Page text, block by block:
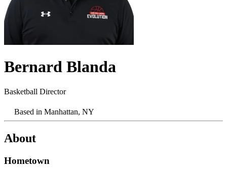
Bernard Blanda​​​​‌ ‍ ​‍​‍‌‍ ‌ ​‍‌‍‍‌‌‍‌ ‌‍‍‌‌‍ ‍​‍​‍​ ‍‍​‍​‍‌ ​ ‌‍​‌‌‍ ‍‌‍‍‌‌ ‌​‌ ‍‌​‍ ‍‌‍‍‌‌‍ ​‍​‍​‍ ​​‍​‍‌‍‍​‌ ​‍‌‍‌‌‌‍‌‍​‍​‍​ ‍‍​‍​‍‌‍‍​‌ ‌​‌ ‌​‌ ​​‌ ​ ​ ‍‍​‍ ​‍ ‌‍​ ‌‍‍​‌‍‌‌‌‍ ​‌ ​ ‌‍‌‌‌‍​‌‌ ​​‌‍‍‌‌‍‌‌‌ ​‍‌ ​ ​‍ ‍‌ ​ ‌‍​‌‌‍ ‍‌‍‍‌‌ ‌​‌ ‍‌​‍ ‍‌ ​ ‌ ‌​‌ ‌‌‌‍‌​‌‍‍‌‌‍ ​‍ ‌‍‍‌‌‍ ‍‌ ‌​‌‍‌‌‌‍ ‍‌ ‌​​‍ ‌‍‌‌‌‍‌​‌‍‍‌‌ ‌​​‍ ‌‍ ‌‌‍ ‌‍‌​‌‍‌‌​ ‌‌ ​​‌ ​‍‌‍‌‌‌ ​ ‌‍‌‌‌‍ ‍‌ ‌​‌‍​‌‌ ‌​‌‍‍‌‌‍ ‌‍ ‍​ ‍ ‌‍‍‌‌‍‌​​ ‌‌‍​‌​ ​ ​ ‍‌​ ​‍‌‍‌‍‌‍‌‍‌‍‌‍​ ‍‌​‍ ‌​ ‌‌​ ‌ ​ ‍​‌‍​ ​‍ ‌​ ‌​‌‍‌‌​ ​​‌‍​ ​‍ ‌​ ‍‌‌‍‌‍​ ‌ ‌‍​ ​‍ ‌‌‍​ ​ ​‍​ ​​​ ​‌​ ​‌‌‍​ ​ ‌​‌‍‌​‌‍‌‌​ ‌ ‌‍‌​​ ‍‌​ ‍ ‌ ‌​‌ ‍‌‌ ​​‌‍‌‌​ ‌‌‍​ ‌‍ ‌‍​‌‌‍​ ‌‍‍​​ ‍ ‌ ​​‌‍​‌‌ ‌​‌‍‍​​ ‌‌‍ ‍‌‍​‌‌‍ ‌‌‍‌‌​ ‌‍​‍‌‍​‌‌ ​ ‌‍‌‌‌‌‌‌‌ ​‍‌‍ ​​ ‌‌‍‍​‌ ‌​‌ ‌​‌ ​​‌ ​ ​‍‌‌​ ​ ‌​​‌​‍‌‌​ ​‍‌​‌‍​‍‌‌​ ​‍‌​‌‍‌‍​ ‌‍‍​‌‍‌‌‌‍ ​‌ ​ ‌‍‌‌‌‍​‌‌ ​​‌‍‍‌‌‍‌‌‌ ​‍‌ ​ ​‍ ‍‌ ​ ‌‍​‌‌‍ ‍‌‍‍‌‌ ‌​‌ ‍‌​‍ ‍‌ ​ ‌ ‌​‌ ‌‌‌‍‌​‌‍‍‌‌‍ ​‍‌‍‌‍‍‌‌‍‌​​ ‌‌‍​‌​ ​ ​ ‍‌​ ​‍‌‍‌‍‌‍‌‍‌‍‌‍​ ‍‌​‍ ‌​ ‌‌​ ‌ ​ ‍​‌‍​ ​‍ ‌​ ‌​‌‍‌‌​ ​​‌‍​ ​‍ ‌​ ‍‌‌‍‌‍​ ‌ ‌‍​ ​‍ ‌‌‍​ ​ ​‍​ ​​​ ​‌​ ​‌‌‍​ ​ ‌​‌‍‌​‌‍‌‌​ ‌ ‌‍‌​​ ‍‌​‍‌‍‌ ‌​‌ ‍‌‌ ​​‌‍‌‌​ ‌‌‍​ ‌‍ ‌‍​‌‌‍​ ‌‍‍​​‍‌‍‌ ​​‌‍​‌‌ ‌​‌‍‍​​ ‌‌‍ ‍‌‍​‌‌‍ ‌‌‍‌‌​‍‌‍‌ ​​‌‍‌‌‌ ​‍‌ ​ ‌ ​​‌‍‌‌‌‍​ ‌ ‌​‌‍‍‌‌ ‌‍‌‍‌‌​ ‌‌ ​​‌ ‌‌‌‍​‍‌‍ ​‌‍‍‌‌ ​ ‌‍‍​‌‍‌‌‌‍‌​​‍​‍‌ ‌
Basketball Director ​​​​‌ ‍ ​‍​‍‌‍ ‌ ​‍‌‍‍‌‌‍‌ ‌‍‍‌‌‍ ‍​‍​‍​ ‍‍​‍​‍‌ ​ ‌‍​‌‌‍ ‍‌‍‍‌‌ ‌​‌ ‍‌​‍ ‍‌‍‍‌‌‍ ​‍​‍​‍ ​​‍​‍‌‍‍​‌ ​‍‌‍‌‌‌‍‌‍​‍​‍​ ‍‍​‍​‍‌‍‍​‌ ‌​‌ ‌​‌ ​​‌ ​ ​ ‍‍​‍ ​‍ ‌‍​ ‌‍‍​‌‍‌‌‌‍ ​‌ ​ ‌‍‌‌‌‍​‌‌ ​​‌‍‍‌‌‍‌‌‌ ​‍‌ ​ ​‍ ‍‌ ​ ‌‍​‌‌‍ ‍‌‍‍‌‌ ‌​‌ ‍‌​‍ ‍‌ ​ ‌ ‌​‌ ‌‌‌‍‌​‌‍‍‌‌‍ ​‍ ‌‍‍‌‌‍ ‍‌ ‌​‌‍‌‌‌‍ ‍‌ ‌​​‍ ‌‍‌‌‌‍‌​‌‍‍‌‌ ‌​​‍ ‌‍ ‌‌‍ ‌‍‌​‌‍‌‌​ ‌‌ ​​‌ ​‍‌‍‌‌‌ ​ ‌‍‌‌‌‍ ‍‌ ‌​‌‍​‌‌ ‌​‌‍‍‌‌‍ ‌‍ ‍​ ‍ ‌‍‍‌‌‍‌​​ ‌‌‍​‌​ ​ ​ ‍‌​ ​‍‌‍‌‍‌‍‌‍‌‍‌‍​ ‍‌​‍ ‌​ ‌‌​ ‌ ​ ‍​‌‍​ ​‍ ‌​ ‌​‌‍‌‌​ ​​‌‍​ ​‍ ‌​ ‍‌‌‍‌‍​ ‌ ‌‍​ ​‍ ‌‌‍​ ​ ​‍​ ​​​ ​‌​ ​‌‌‍​ ​ ‌​‌‍‌​‌‍‌‌​ ‌ ‌‍‌​​ ‍‌​ ‍ ‌ ‌​‌ ‍‌‌ ​​‌‍‌‌​ ‌‌‍​ ‌‍ ‌‍​‌‌‍​ ‌‍‍​​ ‍ ‌ ​​‌‍​‌‌ ‌​‌‍‍​​ ‌‌ ‌​‌‍‍‌‌ ‌​‌‍ ​‌‍‌‌​ ‌‍​‍‌‍​‌‌ ​ ‌‍‌‌‌‌‌‌‌ ​‍‌‍ ​​ ‌‌‍‍​‌ ‌​‌ ‌​‌ ​​‌ ​ ​‍‌‌​ ​ ‌​​‌​‍‌‌​ ​‍‌​‌‍​‍‌‌​ ​‍‌​‌‍‌‍​ ‌‍‍​‌‍‌‌‌‍ ​‌ ​ ‌‍‌‌‌‍​‌‌ ​​‌‍‍‌‌‍‌‌‌ ​‍‌ ​ ​‍ ‍‌ ​ ‌‍​‌‌‍ ‍‌‍‍‌‌ ‌​‌ ‍‌​‍ ‍‌ ​ ‌ ‌​‌ ‌‌‌‍‌​‌‍‍‌‌‍ ​‍‌‍‌‍‍‌‌‍‌​​ ‌‌‍​‌​ ​ ​ ‍‌​ ​‍‌‍‌‍‌‍‌‍‌‍‌‍​ ‍‌​‍ ‌​ ‌‌​ ‌ ​ ‍​‌‍​ ​‍ ‌​ ‌​‌‍‌‌​ ​​‌‍​ ​‍ ‌​ ‍‌‌‍‌‍​ ‌ ‌‍​ ​‍ ‌‌‍​ ​ ​‍​ ​​​ ​‌​ ​‌‌‍​ ​ ‌​‌‍‌​‌‍‌‌​ ‌ ‌‍‌​​ ‍‌​‍‌‍‌ ‌​‌ ‍‌‌ ​​‌‍‌‌​ ‌‌‍​ ‌‍ ‌‍​‌‌‍​ ‌‍‍​​‍‌‍‌ ​​‌‍​‌‌ ‌​‌‍‍​​ ‌‌ ‌​‌‍‍‌‌ ‌​‌‍ ​‌‍‌‌​‍‌‍‌ ​​‌‍‌‌‌ ​‍‌ ​ ‌ ​​‌‍‌‌‌‍​ ‌ ‌​‌‍‍‌‌ ‌‍‌‍‌‌​ ‌‌ ​​‌ ‌‌‌‍​‍‌‍ ​‌‍‍‌‌ ​ ‌‍‍​‌‍‌‌‌‍‌​​‍​‍‌ ‌
Based in Manhattan, NY​​​​‌ ‍ ​‍​‍‌‍ ‌ ​‍‌‍‍‌‌‍‌ ‌‍‍‌‌‍ ‍​‍​‍​ ‍‍​‍​‍‌ ​ ‌‍​‌‌‍ ‍‌‍‍‌‌ ‌​‌ ‍‌​‍ ‍‌‍‍‌‌‍ ​‍​‍​‍ ​​‍​‍‌‍‍​‌ ​‍‌‍‌‌‌‍‌‍​‍​‍​ ‍‍​‍​‍‌‍‍​‌ ‌​‌ ‌​‌ ​​‌ ​ ​ ‍‍​‍ ​‍ ‌‍​ ‌‍‍​‌‍‌‌‌‍ ​‌ ​ ‌‍‌‌‌‍​‌‌ ​​‌‍‍‌‌‍‌‌‌ ​‍‌ ​ ​‍ ‍‌ ​ ‌‍​‌‌‍ ‍‌‍‍‌‌ ‌​‌ ‍‌​‍ ‍‌ ​ ‌ ‌​‌ ‌‌‌‍‌​‌‍‍‌‌‍ ​‍ ‌‍‍‌‌‍ ‍‌ ‌​‌‍‌‌‌‍ ‍‌ ‌​​‍ ‌‍‌‌‌‍‌​‌‍‍‌‌ ‌​​‍ ‌‍ ‌‌‍ ‌‍‌​‌‍‌‌​ ‌‌ ​​‌ ​‍‌‍‌‌‌ ​ ‌‍‌‌‌‍ ‍‌ ‌​‌‍​‌‌ ‌​‌‍‍‌‌‍ ‌‍ ‍​ ‍ ‌‍‍‌‌‍‌​​ ‌‌‍​‌​ ​ ​ ‍‌​ ​‍‌‍‌‍‌‍‌‍‌‍‌‍​ ‍‌​‍ ‌​ ‌‌​ ‌ ​ ‍​‌‍​ ​‍ ‌​ ‌​‌‍‌‌​ ​​‌‍​ ​‍ ‌​ ‍‌‌‍‌‍​ ‌ ‌‍​ ​‍ ‌‌‍​ ​ ​‍​ ​​​ ​‌​ ​‌‌‍​ ​ ‌​‌‍‌​‌‍‌‌​ ‌ ‌‍‌​​ ‍‌​ ‍ ‌ ‌​‌ ‍‌‌ ​​‌‍‌‌​ ‌‌‍​ ‌‍ ‌‍​‌‌‍​ ‌‍‍​​ ‍ ‌ ​​‌‍​‌‌ ‌​‌‍‍​​ ‌‌‍ ​‌‍ ‌‍​ ‌‍​‌‌ ‌​‌‍‍‌‌‍ ‌‍ ‍​ ‌‍​‍‌‍​‌‌ ​ ‌‍‌‌‌‌‌‌‌ ​‍‌‍ ​​ ‌‌‍‍​‌ ‌​‌ ‌​‌ ​​‌ ​ ​‍‌‌​ ​ ‌​​‌​‍‌‌​ ​‍‌​‌‍​‍‌‌​ ​‍‌​‌‍‌‍​ ‌‍‍​‌‍‌‌‌‍ ​‌ ​ ‌‍‌‌‌‍​‌‌ ​​‌‍‍‌‌‍‌‌‌ ​‍‌ ​ ​‍ ‍‌ ​ ‌‍​‌‌‍ ‍‌‍‍‌‌ ‌​‌ ‍‌​‍ ‍‌ ​ ‌ ‌​‌ ‌‌‌‍‌​‌‍‍‌‌‍ ​‍‌‍‌‍‍‌‌‍‌​​ ‌‌‍​‌​ ​ ​ ‍‌​ ​‍‌‍‌‍‌‍‌‍‌‍‌‍​ ‍‌​‍ ‌​ ‌‌​ ‌ ​ ‍​‌‍​ ​‍ ‌​ ‌​‌‍‌‌​ ​​‌‍​ ​‍ ‌​ ‍‌‌‍‌‍​ ‌ ‌‍​ ​‍ ‌‌‍​ ​ ​‍​ ​​​ ​‌​ ​‌‌‍​ ​ ‌​‌‍‌​‌‍‌‌​ ‌ ‌‍‌​​ ‍‌​‍‌‍‌ ‌​‌ ‍‌‌ ​​‌‍‌‌​ ‌‌‍​ ‌‍ ‌‍​‌‌‍​ ‌‍‍​​‍‌‍‌ ​​‌‍​‌‌ ‌​‌‍‍​​ ‌‌‍ ​‌‍ ‌‍​ ‌‍​‌‌ ‌​‌‍‍‌‌‍ ‌‍ ‍​‍‌‍‌ ​​‌‍‌‌‌ ​‍‌ ​ ‌ ​​‌‍‌‌‌‍​ ‌ ‌​‌‍‍‌‌ ‌‍‌‍‌‌​ ‌‌ ​​‌ ‌‌‌‍​‍‌‍ ​‌‍‍‌‌ ​ ‌‍‍​‌‍‌‌‌‍‌​​‍​‍‌ ‌
About
Hometown​​​​‌ ‍ ​‍​‍‌‍ ‌ ​‍‌‍‍‌‌‍‌ ‌‍‍‌‌‍ ‍​‍​‍​ ‍‍​‍​‍‌ ​ ‌‍​‌‌‍ ‍‌‍‍‌‌ ‌​‌ ‍‌​‍ ‍‌‍‍‌‌‍ ​‍​‍​‍ ​​‍​‍‌‍‍​‌ ​‍‌‍‌‌‌‍‌‍​‍​‍​ ‍‍​‍​‍‌‍‍​‌ ‌​‌ ‌​‌ ​​‌ ​ ​ ‍‍​‍ ​‍ ‌‍​ ‌‍‍​‌‍‌‌‌‍ ​‌ ​ ‌‍‌‌‌‍​‌‌ ​​‌‍‍‌‌‍‌‌‌ ​‍‌ ​ ​‍ ‍‌ ​ ‌‍​‌‌‍ ‍‌‍‍‌‌ ‌​‌ ‍‌​‍ ‍‌ ​ ‌ ‌​‌ ‌‌‌‍‌​‌‍‍‌‌‍ ​‍ ‌‍‍‌‌‍ ‍‌ ‌​‌‍‌‌‌‍ ‍‌ ‌​​‍ ‌‍‌‌‌‍‌​‌‍‍‌‌ ‌​​‍ ‌‍ ‌‌‍ ‌‍‌​‌‍‌‌​ ‌‌ ​​‌ ​‍‌‍‌‌‌ ​ ‌‍‌‌‌‍ ‍‌ ‌​‌‍​‌‌ ‌​‌‍‍‌‌‍ ‌‍ ‍​ ‍ ‌‍‍‌‌‍‌​​ ‌‌‍​‌​ ​ ​ ‍‌​ ​‍‌‍‌‍‌‍‌‍‌‍‌‍​ ‍‌​‍ ‌​ ‌‌​ ‌ ​ ‍​‌‍​ ​‍ ‌​ ‌​‌‍‌‌​ ​​‌‍​ ​‍ ‌​ ‍‌‌‍‌‍​ ‌ ‌‍​ ​‍ ‌‌‍​ ​ ​‍​ ​​​ ​‌​ ​‌‌‍​ ​ ‌​‌‍‌​‌‍‌‌​ ‌ ‌‍‌​​ ‍‌​ ‍ ‌ ‌​‌ ‍‌‌ ​​‌‍‌‌​ ‌‌‍​ ‌‍ ‌‍​‌‌‍​ ‌‍‍​​ ‍ ‌ ​​‌‍​‌‌ ‌​‌‍‍​​ ‌‌ ​‍‌‍‍‌‌‍​ ‌‍‍​‌‌‌​‌‍‌‌‌ ‍​‌ ‌​​‍‌‌​ ‌‌‌​​‍‌‌ ‌‍‍ ‌‍‌‌‌ ‍‌​‍‌‌​ ​ ‌​‌​​‍‌‌​ ​ ‌​‌​​‍‌‌​ ​‍​ ​‍​ ‍‌​ ‌‍‌‌‌‌​ ‍​‌​ ‍‌‌‌‍‌ ​​‌​‍‍​‍‌‌​ ​‍​ ​‍​‍‌‌​ ‌‌‌​‌​​‍ ‍‌‍​ ‌‍‍​‌‍‍‌‌‍ ​‌‍‌​‌ ​‍‌‍‌‌‌‍ ‍​‍‌‌​ ‌‌‌​​‍‌‌ ‌‍‍ ‌‍‌‌‌ ‍‌​‍‌‌​ ​ ‌​‌​​‍‌‌​ ​ ‌​‌​​‍‌‌​ ​‍​ ​‍‌‍‍​‌‌‌‌‌‍‍ ‌‌‌​‌‌‌​​ ‌ ‌‍ ​‌‍‌‍​‍‌‌​ ​‍​ ​‍​‍‌‌​ ‌‌‌​‌​​‍ ‍‌ ‌​‌‍‌‌‌ ‍​‌ ‌​​ ‌‍​‍‌‍​‌‌ ​ ‌‍‌‌‌‌‌‌‌ ​‍‌‍ ​​ ‌‌‍‍​‌ ‌​‌ ‌​‌ ​​‌ ​ ​‍‌‌​ ​ ‌​​‌​‍‌‌​ ​‍‌​‌‍​‍‌‌​ ​‍‌​‌‍‌‍​ ‌‍‍​‌‍‌‌‌‍ ​‌ ​ ‌‍‌‌‌‍​‌‌ ​​‌‍‍‌‌‍‌‌‌ ​‍‌ ​ ​‍ ‍‌ ​ ‌‍​‌‌‍ ‍‌‍‍‌‌ ‌​‌ ‍‌​‍ ‍‌ ​ ‌ ‌​‌ ‌‌‌‍‌​‌‍‍‌‌‍ ​‍‌‍‌‍‍‌‌‍‌​​ ‌‌‍​‌​ ​ ​ ‍‌​ ​‍‌‍‌‍‌‍‌‍‌‍‌‍​ ‍‌​‍ ‌​ ‌‌​ ‌ ​ ‍​‌‍​ ​‍ ‌​ ‌​‌‍‌‌​ ​​‌‍​ ​‍ ‌​ ‍‌‌‍‌‍​ ‌ ‌‍​ ​‍ ‌‌‍​ ​ ​‍​ ​​​ ​‌​ ​‌‌‍​ ​ ‌​‌‍‌​‌‍‌‌​ ‌ ‌‍‌​​ ‍‌​‍‌‍‌ ‌​‌ ‍‌‌ ​​‌‍‌‌​ ‌‌‍​ ‌‍ ‌‍​‌‌‍​ ‌‍‍​​‍‌‍‌ ​​‌‍​‌‌ ‌​‌‍‍​​ ‌‌ ​‍‌‍‍‌‌‍​ ‌‍‍​‌‌‌​‌‍‌‌‌ ‍​‌ ‌​​‍‌‌​ ‌‌‌​​‍‌‌ ‌‍‍ ‌‍‌‌‌ ‍‌​‍‌‌​ ​ ‌​‌​​‍‌‌​ ​ ‌​‌​​‍‌‌​ ​‍​ ​‍​ ‍‌​ ‌‍‌‌‌‌​ ‍​‌​ ‍‌‌‌‍‌ ​​‌​‍‍​‍‌‌​ ​‍​ ​‍​‍‌‌​ ‌‌‌​‌​​‍ ‍‌‍​ ‌‍‍​‌‍‍‌‌‍ ​‌‍‌​‌ ​‍‌‍‌‌‌‍ ‍​‍‌‌​ ‌‌‌​​‍‌‌ ‌‍‍ ‌‍‌‌‌ ‍‌​‍‌‌​ ​ ‌​‌​​‍‌‌​ ​ ‌​‌​​‍‌‌​ ​‍​ ​‍‌‍‍​‌‌‌‌‌‍‍ ‌‌‌​‌‌‌​​ ‌ ‌‍ ​‌‍‌‍​‍‌‌​ ​‍​ ​‍​‍‌‌​ ‌‌‌​‌​​‍ ‍‌ ‌​‌‍‌‌‌ ‍​‌ ‌​​‍‌‍‌ ​​‌‍‌‌‌ ​‍‌ ​ ‌ ​​‌‍‌‌‌‍​ ‌ ‌​‌‍‍‌‌ ‌‍‌‍‌‌​ ‌‌ ​​‌ ‌‌‌‍​‍‌‍ ​‌‍‍‌‌ ​ ‌‍‍​‌‍‌‌‌‍‌​​‍​‍‌ ‌